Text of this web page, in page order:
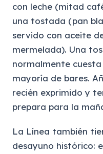
con leche (mitad
una tostada (pan
servido con aceite
mermelada). Una
normalmente
mayoría de bares.
recién exprimido y
prepara para la
La Línea también
desayuno histórico: